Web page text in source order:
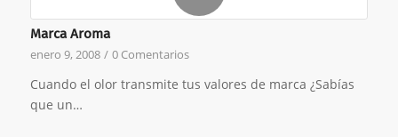
Marca Aroma
enero 9, 2008 / 0 Comentarios
Cuando el olor transmite tus valores de marca ¿Sabías
que un…